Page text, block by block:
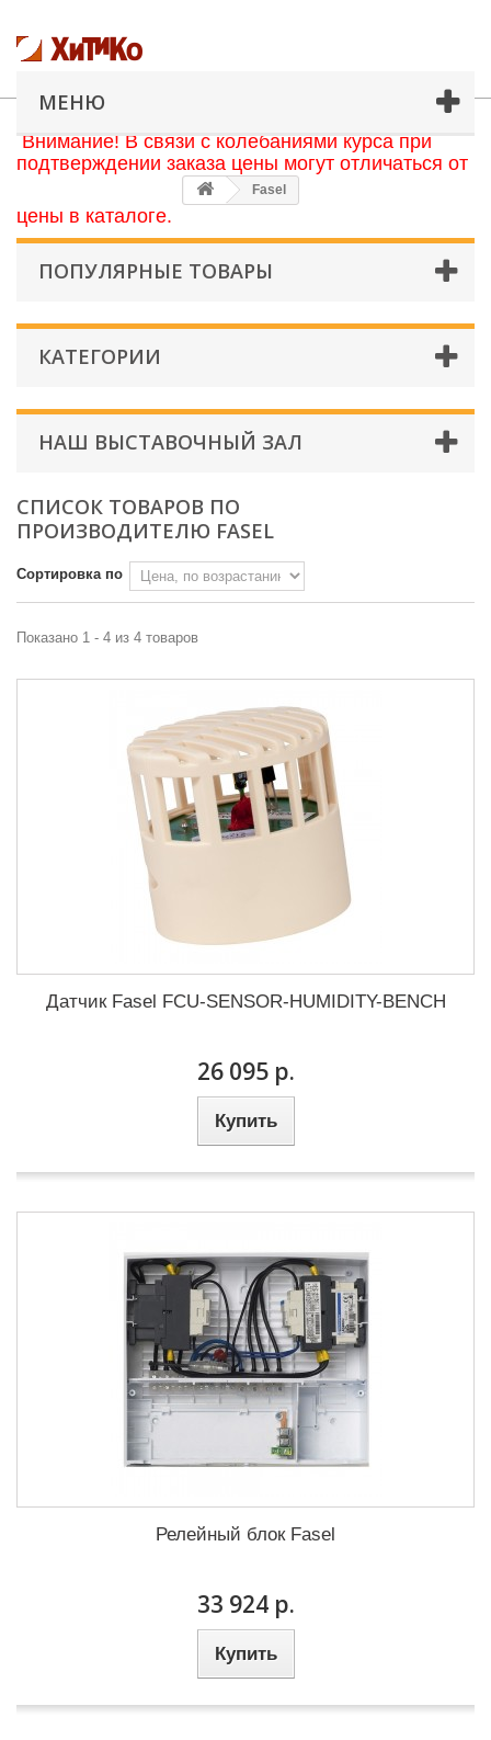
МЕНЮ
Внимание! В связи с колебаниями курса при
подтверждении заказа цены могут отличаться от
цены в каталоге.
Fasel
ПОПУЛЯРНЫЕ ТОВАРЫ
КАТЕГОРИИ
НАШ ВЫСТАВОЧНЫЙ ЗАЛ
СПИСОК ТОВАРОВ ПО
ПРОИЗВОДИТЕЛЮ FASEL
Сортировка по
Показано 1 - 4 из 4 товаров
Датчик Fasel FCU-SENSOR-HUMIDITY-BENCH
26 095 р.
Купить
Релейный блок Fasel
33 924 р.
Купить